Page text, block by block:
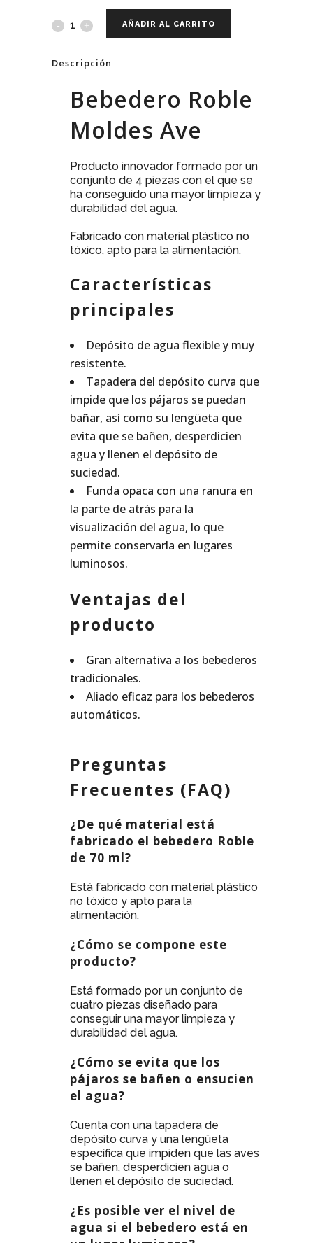
AÑADIR AL CARRITO
Descripción
Bebedero Roble
Moldes Ave
Producto innovador formado por un
conjunto de 4 piezas con el que se
ha conseguido una mayor limpieza y
durabilidad del agua.
Fabricado con material plástico no
tóxico, apto para la alimentación.
Características
principales
Depósito de agua flexible y muy
resistente.
Tapadera del depósito curva que
impide que los pájaros se puedan
bañar, así como su lengüeta que
evita que se bañen, desperdicien
agua y llenen el depósito de
suciedad.
Funda opaca con una ranura en
la parte de atrás para la
visualización del agua, lo que
permite conservarla en lugares
luminosos.
Ventajas del
producto
Gran alternativa a los bebederos
tradicionales.
Aliado eficaz para los bebederos
automáticos.
Preguntas
Frecuentes (FAQ)
¿De qué material está
fabricado el bebedero Roble
de 70 ml?
Está fabricado con material plástico
no tóxico y apto para la
alimentación.
¿Cómo se compone este
producto?
Está formado por un conjunto de
cuatro piezas diseñado para
conseguir una mayor limpieza y
durabilidad del agua.
¿Cómo se evita que los
pájaros se bañen o ensucien
el agua?
Cuenta con una tapadera de
depósito curva y una lengüeta
específica que impiden que las aves
se bañen, desperdicien agua o
llenen el depósito de suciedad.
¿Es posible ver el nivel de
agua si el bebedero está en